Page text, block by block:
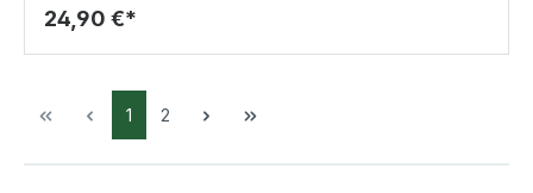
24,90 €*
1 2